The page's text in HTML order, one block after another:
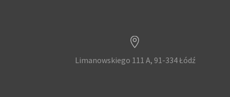


Limanowskiego 111 A, 91-334 Łódź